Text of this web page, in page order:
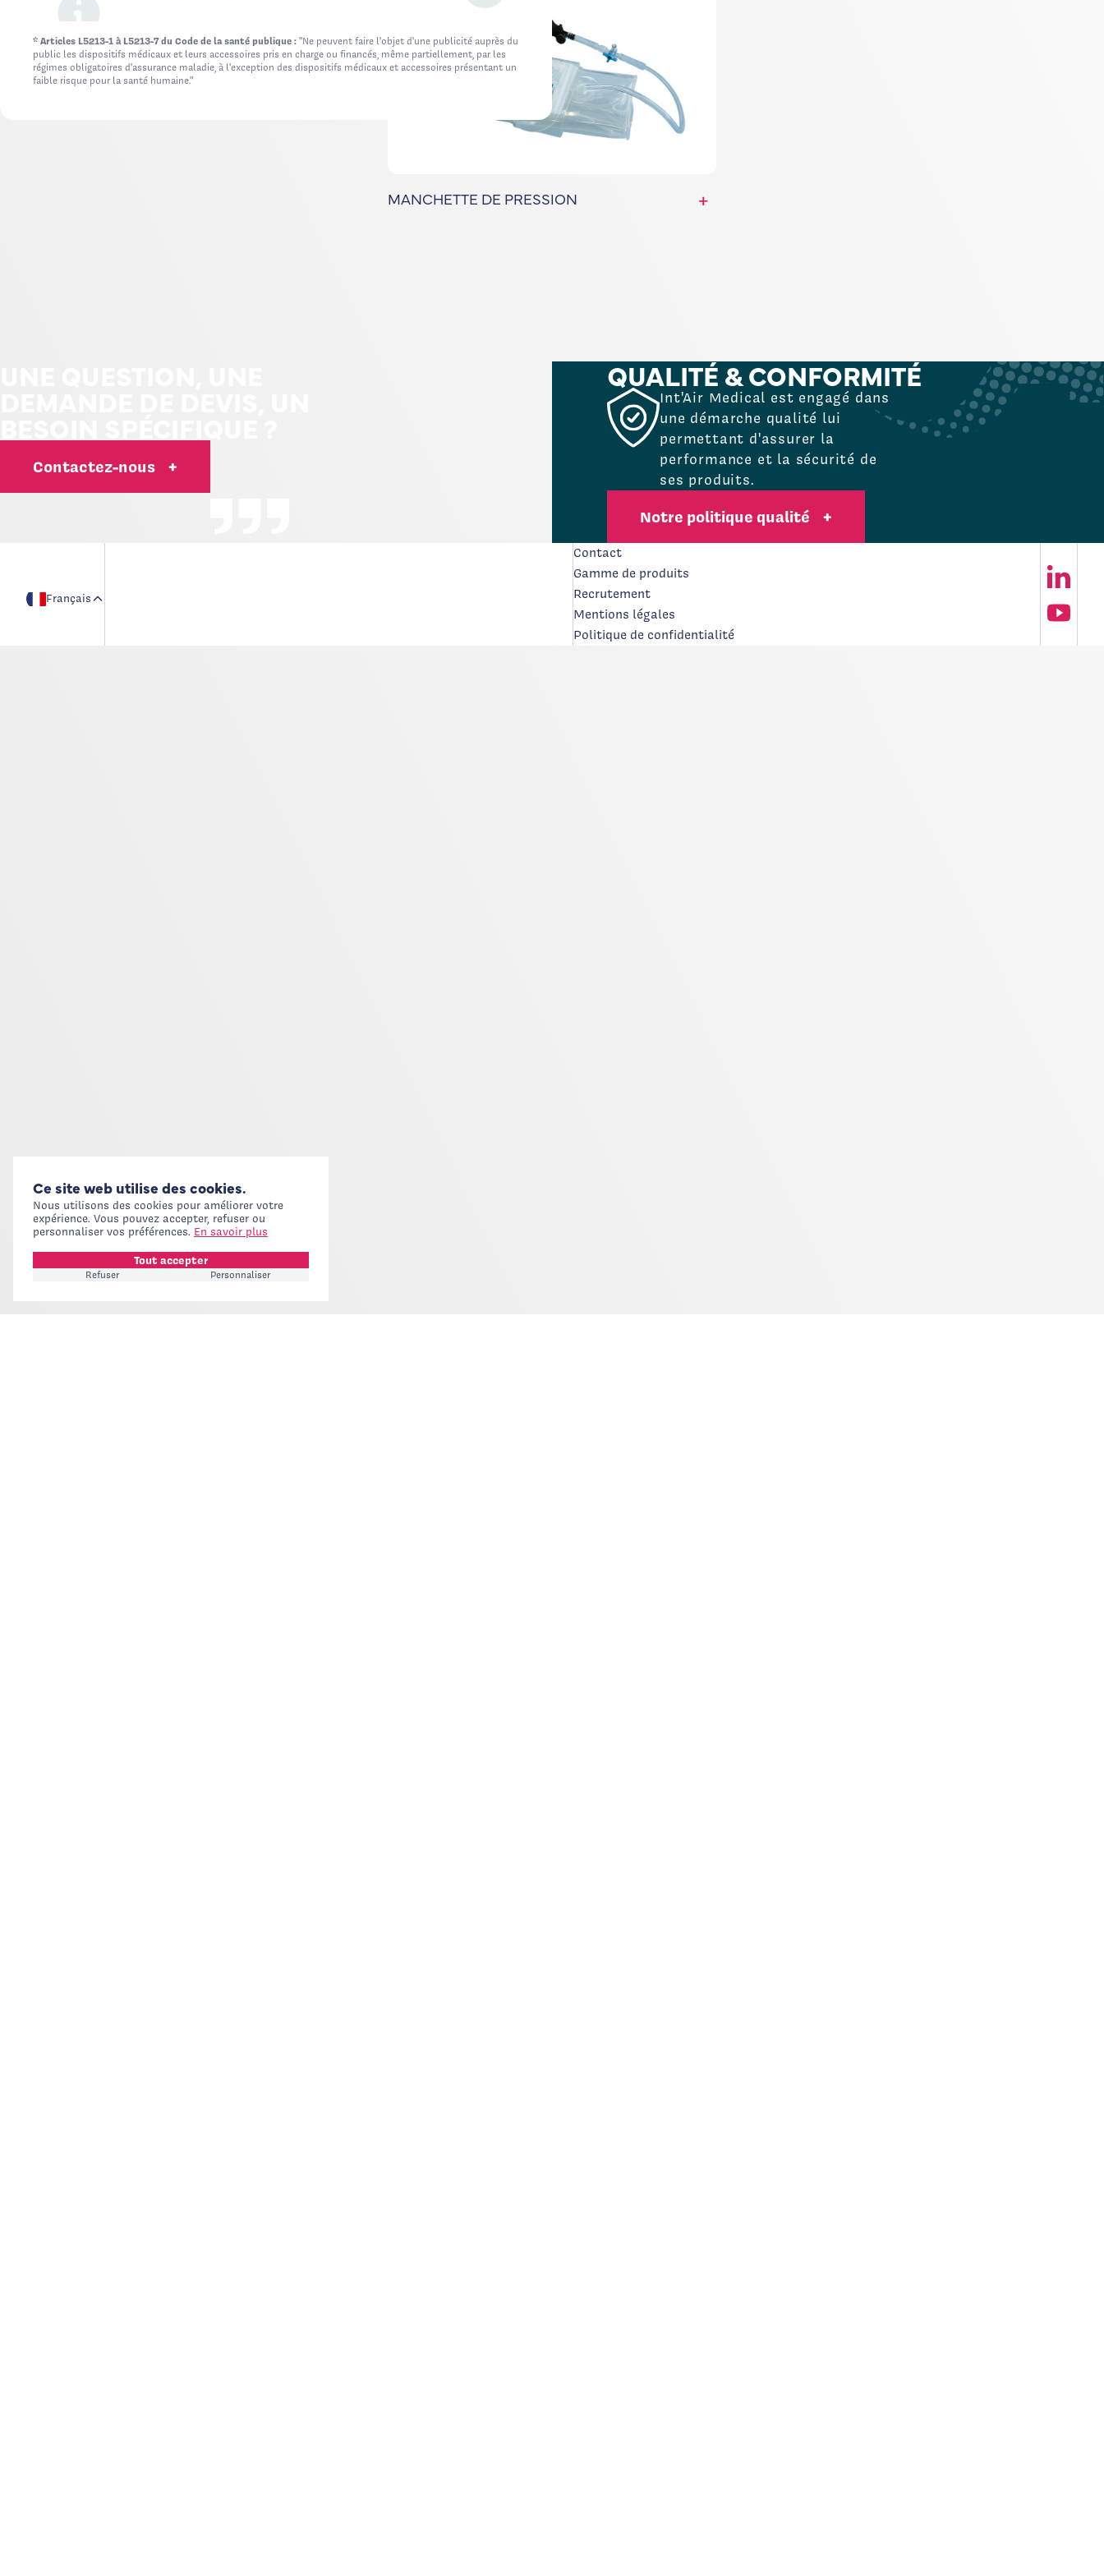
* Articles L5213-1 à L5213-7 du Code de la santé publique : "Ne peuvent faire l'objet d'une publicité auprès du
public les dispositifs médicaux et leurs accessoires pris en charge ou financés, même partiellement, par les
régimes obligatoires d'assurance maladie, à l'exception des dispositifs médicaux et accessoires présentant un
faible risque pour la santé humaine."
MANCHETTE DE PRESSION +
Contactez-nous +
QUALITÉ & CONFORMITÉ
Int'Air Medical est engagé dans
une démarche qualité lui
permettant d'assurer la
performance et la sécurité de
ses produits.
Notre politique qualité +
Français
Contact
Gamme de produits
Recrutement
Mentions légales
Politique de confidentialité
Ce site web utilise des cookies.
Nous utilisons des cookies pour améliorer votre
expérience. Vous pouvez accepter, refuser ou
personnaliser vos préférences. En savoir plus
Tout accepter
Refuser Personnaliser